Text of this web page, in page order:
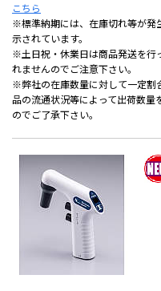
こちら
※標準納期には、在庫切れ等が発
示されています。
※土日祝・休業日は商品発送を行
れませんのでご注意下さい。
※弊社の在庫数量に対して一定割
品の流通状況等によって出荷数
のでご了承下さい。